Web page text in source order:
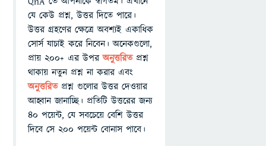
যে কেউ প্রশ্ন, উত্তর দিতে পারে।
উত্তর গ্রহণের ক্ষেত্রে অবশ্যই একাধিক
সোর্স যাচাই করে নিবেন। অনেকগুলো,
প্রায় ২০০+ এর উপরঅনুত্তরিতপ্রশ্ন
থাকায় নতুন প্রশ্ন না করার এবং
অনুত্তরিত প্রশ্ন গুলোর উত্তর দেওয়ার
আহ্বান জানাচ্ছি। প্রতিটি উত্তরের জন্য
৪০ পয়েন্ট, যে সবচেয়ে বেশি উত্তর
দিবে সে ২০০ পয়েন্ট বোনাস পাবে।